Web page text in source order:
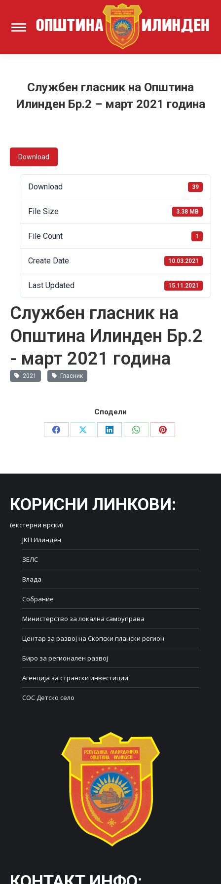
Службен гласник на Општина
Илинден Бр.2 – март 2021 година
Download
Download 39
File Size 3.38 MB
File Count 1
Create Date 10.03.2021
Last Updated 15.11.2021
Службен гласник на
Општина Илинден Бр.2
- март 2021 година
2021 Гласник
Сподели
Share
Share
Share
Share
Share
КОРИСНИ ЛИНКОВИ:
(екстерни врски)
ЈКП Илинден
ЗЕЛС
Влада
Собрание
Министерство за локална самоуправа
Центар за развој на Скопски плански регион
Биро за регионален развој
Агенција за странски инвестиции
СОС Детско село